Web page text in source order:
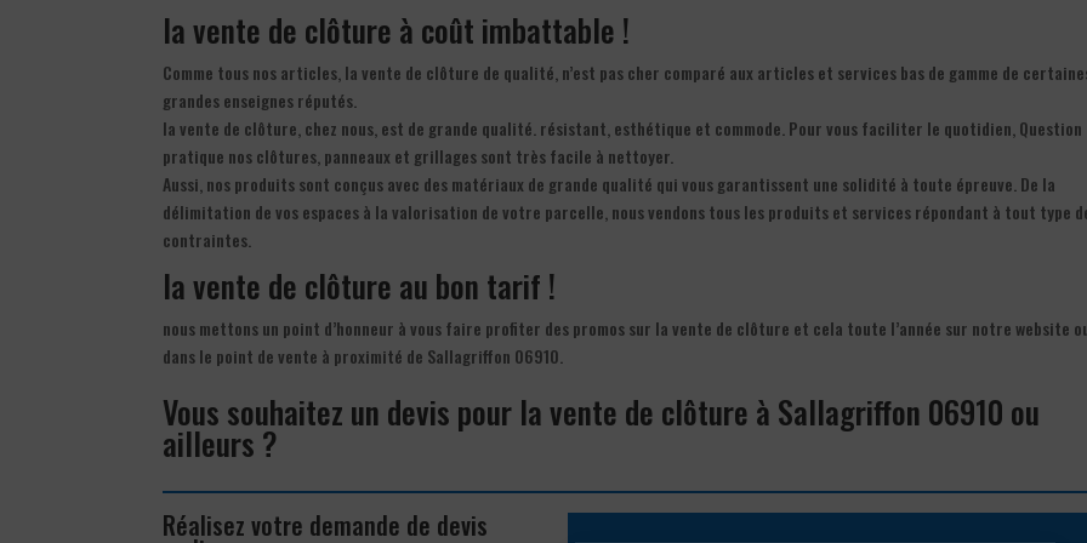
la vente de clôture à coût imbattable !
Comme tous nos articles, la vente de clôture de qualité, n’est pas cher comparé aux articles et services bas de gamme de
grandes enseignes réputés.
la vente de clôture, chez nous, est de grande qualité. résistant, esthétique et commode. Pour vous faciliter le quotidien, Question
pratique nos clôtures, panneaux et grillages sont très facile à nettoyer.
Aussi, nos produits sont conçus avec des matériaux de grande qualité qui vous garantissent une solidité à toute épreuve. De la
délimitation de vos espaces à la valorisation de votre parcelle, nous vendons tous les produits et services répondant à tout type
contraintes.
la vente de clôture au bon tarif !
nous mettons un point d’honneur à vous faire profiter des promos sur la vente de clôture et cela toute l’année sur notre website
dans le point de vente à proximité de Sallagriffon 06910.
Vous souhaitez un devis pour la vente de clôture à Sallagriffon 06910 ou
ailleurs ?
Réalisez votre demande de devis